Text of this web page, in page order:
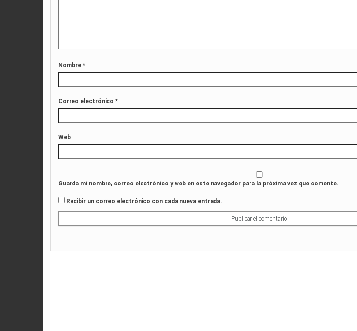
Nombre *
Correo electrónico *
Web
Guarda mi nombre, correo electrónico y web en este navegador para la próxima vez que comente.
Recibir un correo electrónico con cada nueva entrada.